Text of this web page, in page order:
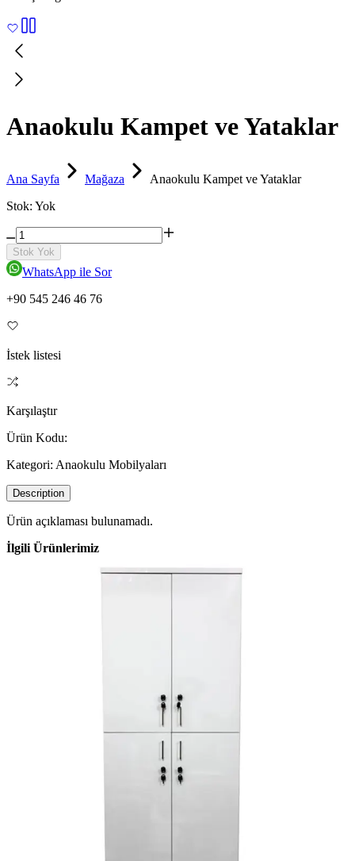
Anaokulu Kampet ve Yataklar
Ana Sayfa Mağaza
Anaokulu Kampet ve Yataklar
Stok: Yok
Stok Yok
WhatsApp ile Sor
+90 545 246 46 76
İstek listesi
Karşılaştır
Ürün Kodu:
Kategori: Anaokulu Mobilyaları
Description
Ürün açıklaması bulunamadı.
İlgili Ürünlerimiz